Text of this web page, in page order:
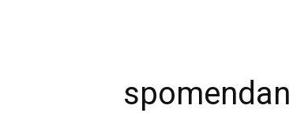
spomendan